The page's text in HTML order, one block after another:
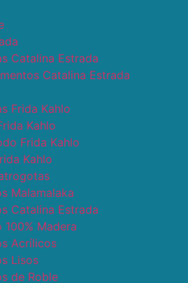
Catalina Estrada
Catalina Estrada
Frida Kahlo
Kahlo
Frida Kahlo
Kahlo
Malamalaka
Catalina Estrada
100% Madera
Acrílicos
Lisos
de Roble